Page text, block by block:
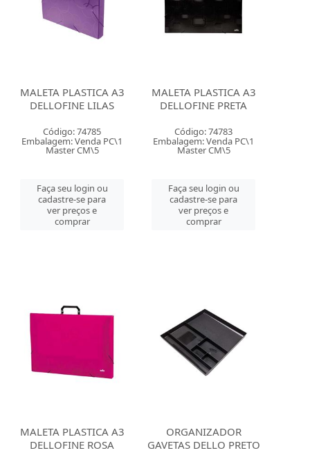
MALETA PLASTICA A3
DELLOFINE LILAS
Código: 74785
Embalagem: Venda PC\1
Master CM\5
Faça seu login ou
cadastre-se para
ver preços e
comprar
MALETA PLASTICA A3
DELLOFINE PRETA
Código: 74783
Embalagem: Venda PC\1
Master CM\5
Faça seu login ou
cadastre-se para
ver preços e
comprar
MALETA PLASTICA A3
DELLOFINE ROSA
ORGANIZADOR
GAVETAS DELLO PRETO